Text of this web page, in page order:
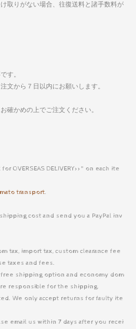
取りがない場合、往復送料と諸手数料が
す。
文から７日以内にお願いします。
確かめの上でご注文ください。
OVERSEAS DELIVERY>>" on each ite
transport.
cost and send you a PayPal inv
tax, import tax, custom clearance fee
taxes and fees.
shipping option and economy dom
responsible for the shipping.
We only accept returns for faulty ite
email us within 7 days after you recei